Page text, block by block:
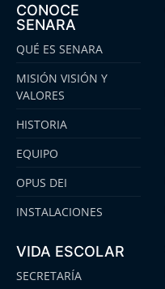
CONOCE
SENARA
QUÉ ES SENARA
MISIÓN VISIÓN Y
VALORES
HISTORIA
EQUIPO
OPUS DEI
INSTALACIONES
VIDA ESCOLAR
SECRETARÍA